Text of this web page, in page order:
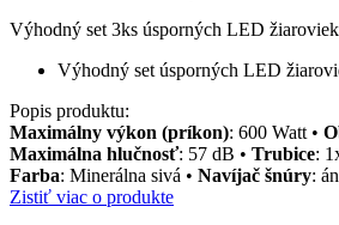
Výhodný set 3ks úsporných LED žiaroviek
Výhodný set úsporných LED
Popis produktu:
Maximálny výkon (príkon): 600 Watt •
Maximálna hlučnosť: 57 dB • Trubice:
Farba: Minerálna sivá • Navíjač šnúry:
Zistiť viac o produkte